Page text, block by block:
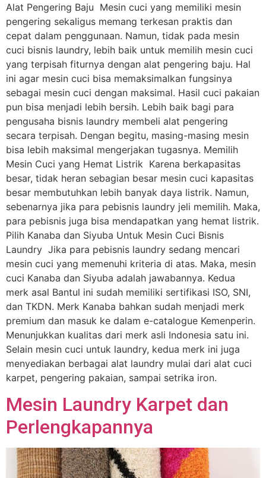
Alat Pengering Baju Mesin cuci yang memiliki mesin
pengering sekaligus memang terkesan praktis dan
cepat dalam penggunaan. Namun, tidak pada mesin
cuci bisnis laundry, lebih baik untuk memilih mesin cuci
yang terpisah fiturnya dengan alat pengering baju. Hal
ini agar mesin cuci bisa memaksimalkan fungsinya
sebagai mesin cuci dengan maksimal. Hasil cuci pakaian
pun bisa menjadi lebih bersih. Lebih baik bagi para
pengusaha bisnis laundry membeli alat pengering
secara terpisah. Dengan begitu, masing-masing mesin
bisa lebih maksimal mengerjakan tugasnya. Memilih
Mesin Cuci yang Hemat Listrik Karena berkapasitas
besar, tidak heran sebagian besar mesin cuci kapasitas
besar membutuhkan lebih banyak daya listrik. Namun,
sebenarnya jika para pebisnis laundry jeli memilih. Maka,
para pebisnis juga bisa mendapatkan yang hemat listrik.
Pilih Kanaba dan Siyuba Untuk Mesin Cuci Bisnis
Laundry Jika para pebisnis laundry sedang mencari
mesin cuci yang memenuhi kriteria di atas. Maka, mesin
cuci Kanaba dan Siyuba adalah jawabannya. Kedua
merk asal Bantul ini sudah memiliki sertifikasi ISO, SNI,
dan TKDN. Merk Kanaba bahkan sudah menjadi merk
premium dan masuk ke dalam e-catalogue Kemenperin.
Menunjukkan kualitas dari merk asli Indonesia satu ini.
Selain mesin cuci untuk laundry, kedua merk ini juga
menyediakan berbagai alat laundry mulai dari alat cuci
karpet, pengering pakaian, sampai setrika iron.
Mesin Laundry Karpet dan
Perlengkapannya